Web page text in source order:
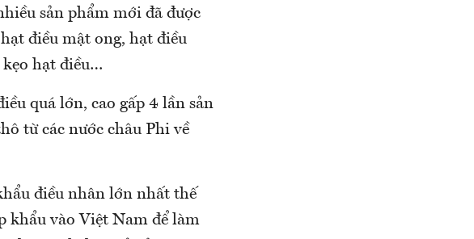
sản phẩm mới đã được
điều mật ong, hạt điều
kẹo hạt điều…
quá lớn, cao gấp 4 lần sản
từ các nước châu Phi về
điều nhân lớn nhất thế
khẩu vào Việt Nam để làm